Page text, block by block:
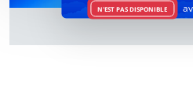
N'EST PAS DISPONIBLE